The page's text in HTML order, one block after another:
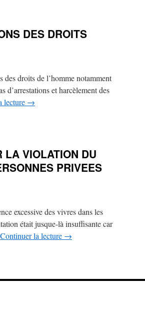
DES DROITS
des droits de l’homme notamment
d’arrestations et harcèlement des
lecture →
LA VIOLATION DU
PRIVEES
excessive des vivres dans les
était jusque-là insuffisante car
Continuer la lecture →